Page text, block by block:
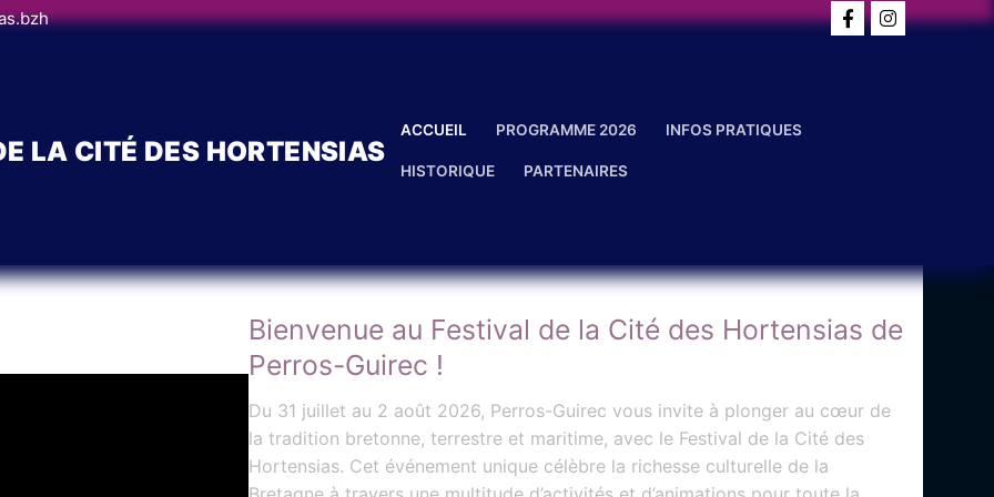
LA CITÉ DES HORTENSIAS
ACCUEIL PROGRAMME 2026 INFOS PRATIQUES
HISTORIQUE PARTENAIRES
Bienvenue au Festival de la Cité des Hortensias de
Perros-Guirec !
Du 31 juillet au 2 août 2026, Perros-Guirec vous invite à plonger au cœur de
la tradition bretonne, terrestre et maritime, avec le Festival de la Cité des
Hortensias. Cet événement unique célèbre la richesse culturelle de la